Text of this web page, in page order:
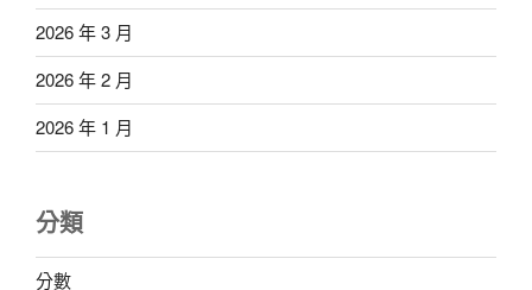
2026 年 3 月
2026 年 2 月
2026 年 1 月
分類
分數